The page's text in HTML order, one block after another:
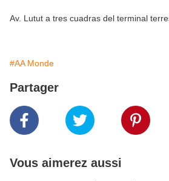
Av. Lutut a tres cuadras del terminal
#AA Monde
Partager
Vous aimerez aussi